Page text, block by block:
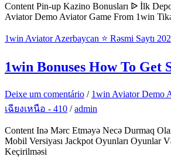
Content Pin-up Kazino Bonusları ᐉ İlk
Aviator Demo Aviator Game From 1win
1win Aviator Azerbaycan ⭐️ Rəsmi Saytı
1win Bonuses How To Get
Deixe um comentário / 1win Aviator
เฉียงเหนือ - 410 /admin
Content Inə Mərc Etməyə Necə Durmaq
Mobil Versiyası Jackpot Oyunları Oyunlar
Keçirilməsi